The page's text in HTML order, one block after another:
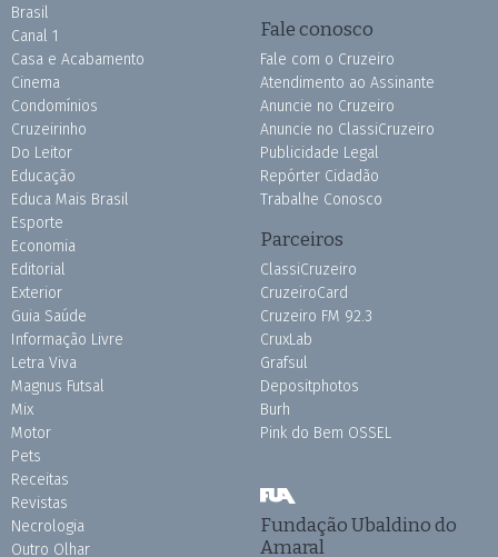
Brasil
Canal 1
Casa e Acabamento
Cinema
Condomínios
Cruzeirinho
Do Leitor
Educação
Educa Mais Brasil
Esporte
Economia
Editorial
Exterior
Guia Saúde
Informação Livre
Letra Viva
Magnus Futsal
Mix
Motor
Pets
Receitas
Revistas
Necrologia
Outro Olhar
Fale conosco
Fale com o Cruzeiro
Atendimento ao Assinante
Anuncie no Cruzeiro
Anuncie no ClassiCruzeiro
Publicidade Legal
Repórter Cidadão
Trabalhe Conosco
Parceiros
ClassiCruzeiro
CruzeiroCard
Cruzeiro FM 92.3
CruxLab
Grafsul
Depositphotos
Burh
Pink do Bem OSSEL
Fundação Ubaldino do
Amaral